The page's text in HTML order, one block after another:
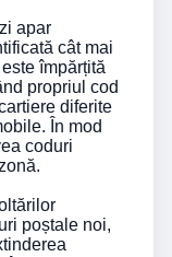
apar
cât mai
împărțită
propriul cod
diferite
În mod
coduri
poștale noi,